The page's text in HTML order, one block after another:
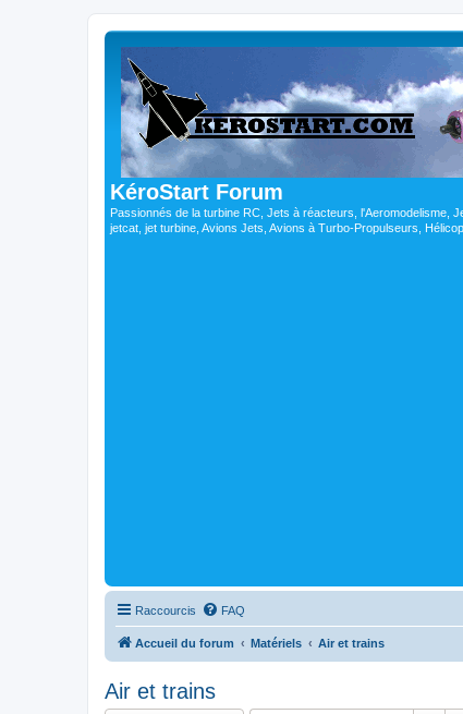
KéroStart Forum
Passionnés de la turbine RC, Jets à réacteurs, l'Aeromodelisme,
jetcat, jet turbine, Avions Jets, Avions à Turbo-Propulseurs,
Raccourcis FAQ
Accueil du forum Matériels Air et trains
Air et trains